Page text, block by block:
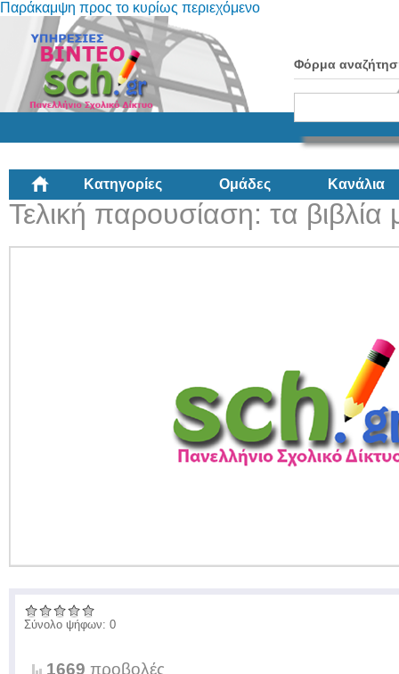
Παράκαμψη προς το κυρίως περιεχόμενο
Φόρμα
Κατηγορίες Ομάδες Κανάλια
Τελική παρουσίαση: τα
Σύνολο ψήφων: 0
1669 προβολές